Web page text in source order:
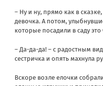
– Ну и ну, прямо как в
девочка. А потом,
которые посадили в саду
– Да-да-да! – с радостным
сестричка и опять махнула
Вскоре возле елочки